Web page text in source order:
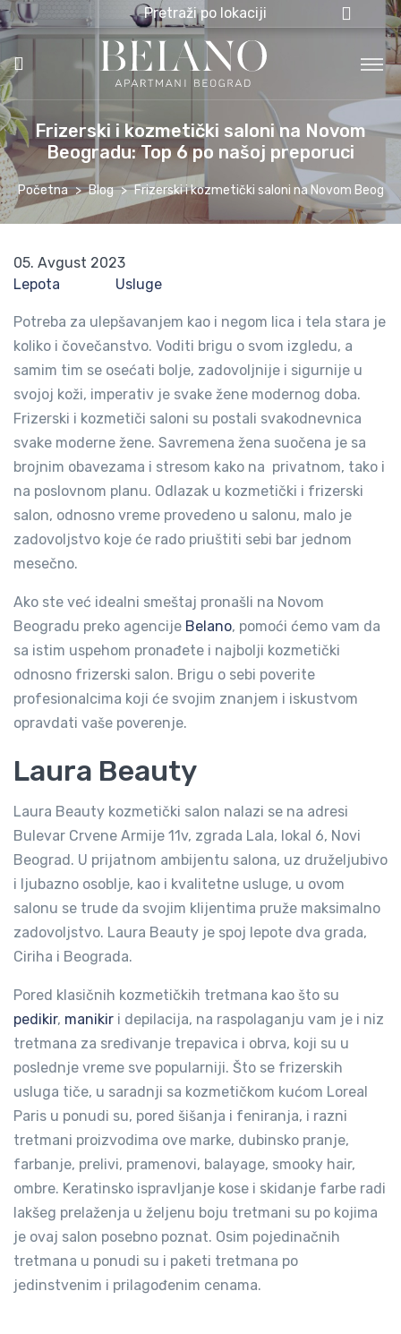
Pretraži po lokaciji
Frizerski i kozmetički saloni na Novom
Beogradu: Top 6 po našoj preporuci
Početna Blog Frizerski i kozmetički saloni na Novom
05. Avgust 2023
Lepota
Usluge
Potreba za ulepšavanjem kao i negom lica i tela stara je
koliko i čovečanstvo. Voditi brigu o svom izgledu, a
samim tim se osećati bolje, zadovoljnije i sigurnije u
svojoj koži, imperativ je svake žene modernog doba.
Frizerski i kozmetiči saloni su postali svakodnevnica
svake moderne žene. Savremena žena suočena je sa
brojnim obavezama i stresom kako na privatnom, tako i
na poslovnom planu. Odlazak u kozmetički i frizerski
salon, odnosno vreme provedeno u salonu, malo je
zadovoljstvo koje će rado priuštiti sebi bar jednom
mesečno.
Ako ste već idealni smeštaj pronašli na Novom
Beogradu preko agencije Belano, pomoći ćemo vam da
sa istim uspehom pronađete i najbolji kozmetički
odnosno frizerski salon. Brigu o sebi poverite
profesionalcima koji će svojim znanjem i iskustvom
opravdati vaše poverenje.
Laura Beauty
Laura Beauty kozmetički salon nalazi se na adresi
Bulevar Crvene Armije 11v, zgrada Lala, lokal 6, Novi
Beograd. U prijatnom ambijentu salona, uz druželjubivo
i ljubazno osoblje, kao i kvalitetne usluge, u ovom
salonu se trude da svojim klijentima pruže maksimalno
zadovoljstvo. Laura Beauty je spoj lepote dva grada,
Ciriha i Beograda.
Pored klasičnih kozmetičkih tretmana kao što su
pedikir, manikir i depilacija, na raspolaganju vam je i niz
tretmana za sređivanje trepavica i obrva, koji su u
poslednje vreme sve popularniji. Što se frizerskih
usluga tiče, u saradnji sa kozmetičkom kućom Loreal
Paris u ponudi su, pored šišanja i feniranja, i razni
tretmani proizvodima ove marke, dubinsko pranje,
farbanje, prelivi, pramenovi, balayage, smooky hair,
ombre. Keratinsko ispravljanje kose i skidanje farbe radi
lakšeg prelaženja u željenu boju tretmani su po kojima
je ovaj salon posebno poznat. Osim pojedinačnih
tretmana u ponudi su i paketi tretmana po
jedinstvenim i prilagođenim cenama.